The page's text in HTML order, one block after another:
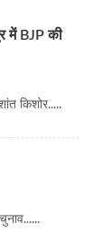
में BJP की
किशोर.....